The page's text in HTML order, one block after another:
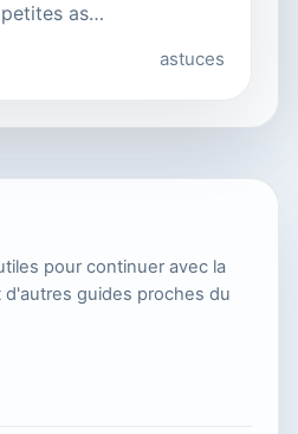
as…
astuces
pour continuer avec la
guides proches du